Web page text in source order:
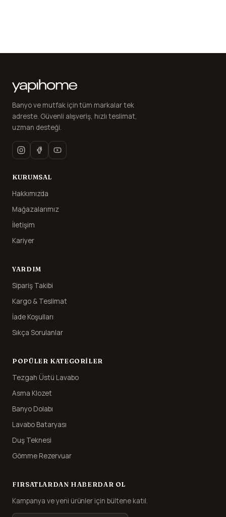
Banyo ve mutfak için tüm markalar tek
adreste. Güvenli alışveriş, hızlı teslimat,
uzman desteği.
KURUMSAL
Hakkımızda
Mağazalarımız
İletişim
Kariyer
YARDIM
Sipariş Takibi
Kargo & Teslimat
İade Koşulları
Sıkça Sorulanlar
POPÜLER KATEGORILER
Tezgah Üstü Lavabo
Asma Klozet
Banyo Dolabı
Lavabo Bataryası
Duş Teknesi
Gömme Rezervuar
FIRSATLARDAN HABERDAR OL
Kampanya ve yeni ürünler için bültene katıl.